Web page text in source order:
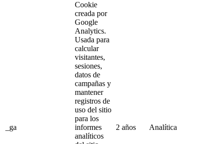
_ga
Cookie
creada por
Google
Analytics.
Usada para
calcular
visitantes,
sesiones,
datos de
campañas y
mantener
registros de
uso del sitio
para los
informes
analíticos
2 años Analítica